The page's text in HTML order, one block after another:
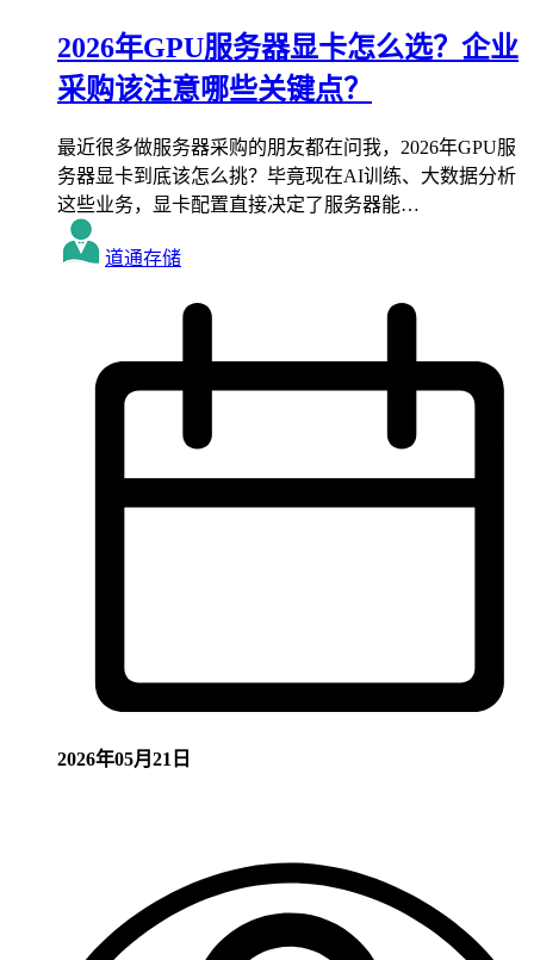
2026年GPU服务器显卡怎么选？企业
采购该注意哪些关键点？
最近很多做服务器采购的朋友都在问我，2026年GPU服
务器显卡到底该怎么挑？毕竟现在AI训练、大数据分析
这些业务，显卡配置直接决定了服务器能…
道通存储
2026年05月21日